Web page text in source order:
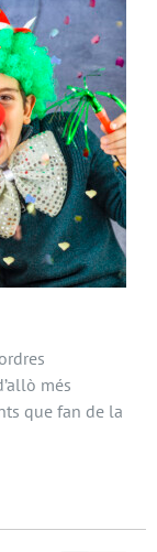
més
que fan de la